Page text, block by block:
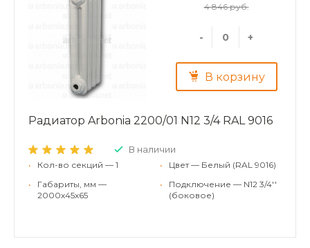
4 846 руб.
- +
В корзину
Радиатор Arbonia 2200/01 N12 3/4 RAL 9016
В наличии
•
Кол-во секций — 1
•
Габариты, мм —
2000x45x65
•
Цвет — Белый (RAL 9016)
•
Подключение — N12 3/4''
(боковое)